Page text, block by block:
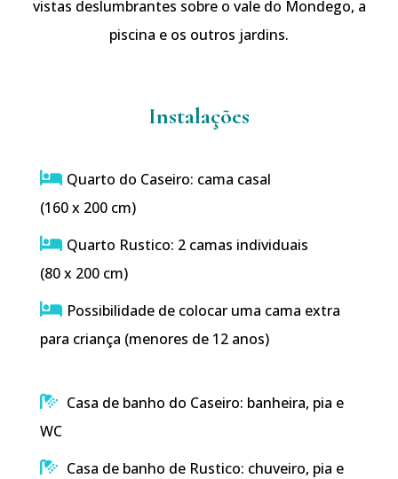
vistas deslumbrantes sobre o vale do Mondego, a
piscina e os outros jardins.
Instalações
Quarto do Caseiro: cama casal
(160 x 200 cm)
Quarto Rustico: 2 camas individuais
(80 x 200 cm)
Possibilidade de colocar uma cama extra
para criança (menores de 12 anos)
Casa de banho do Caseiro: banheira, pia e
WC
Casa de banho de Rustico: chuveiro, pia e